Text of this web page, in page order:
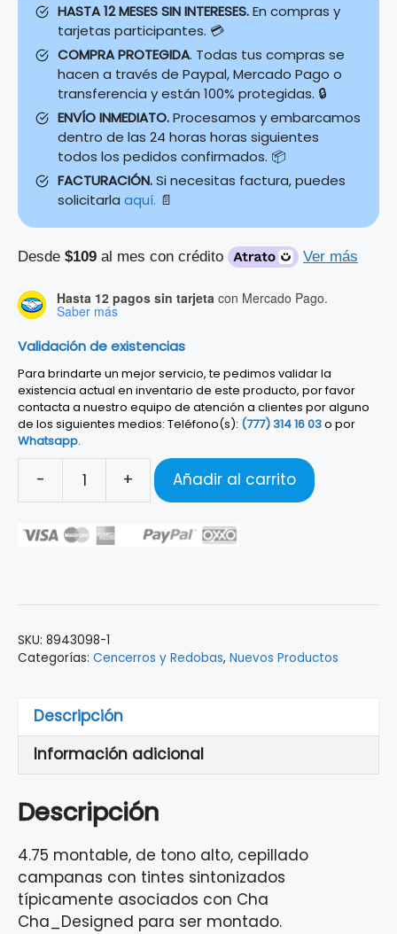
HASTA 12 MESES SIN INTERESES.En compras y
tarjetas participantes. 💳
COMPRA PROTEGIDA. Todas tus compras se
hacen a través de Paypal, Mercado Pago o
transferencia y están 100% protegidas. 🔒
ENVÍO INMEDIATO.Procesamos y embarcamos
dentro de las 24 horas horas siguientes
todos los pedidos confirmados. 📦
FACTURACIÓN.Si necesitas factura, puedes
solicitarla aquí. 📄
Desde $109 al mes con crédito Ver más
Hasta 12 pagos sin tarjeta con Mercado Pago.
Saber más
Validación de existencias
Para brindarte un mejor servicio, te pedimos validar la
existencia actual en inventario de este producto, por favor
contacta a nuestro equipo de atención a clientes por alguno
de los siguientes medios: Teléfono(s): (777) 314 16 03o por
Whatsapp.
-
CENCERRO
CHA-
LP
2
+ Añadir al carrito
SKU: 8943098-1
Categorías: Cencerros y Redobas, Nuevos Productos
Descripción
Información adicional
Descripción
4.75 montable, de tono alto, cepillado
campanas con tintes sintonizados
típicamente asociados con Cha
Cha_Designed para ser montado.